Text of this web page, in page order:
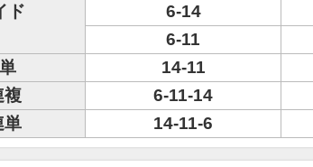
ド
6-14
6-11
14-11
複
6-11-14
単
14-11-6